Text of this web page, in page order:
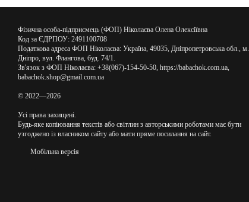
Фізична особа-підприємець (ФОП) Ніколаєва Олена Олексіївна
Код за ЄДРПОУ: 2491100708
Податкова адреса ФОП Ніколаєва: Україна, 49035, Дніпропетровська обл., м.
Дніпро, вул. Флангова, буд. 74/1.
Зв'язок з ФОП Ніколаєва: +38(067)-154-50-50, https://babachok.com.ua,
babachok.shop@gmail.com.ua
© 2022—2026
Усі права захищені.
Будь-яке копіювання текстів або світлин з авторськими роботами має бути
узгоджено із власником сайту або мати пряме посилання на сайт.
Мобільна версія